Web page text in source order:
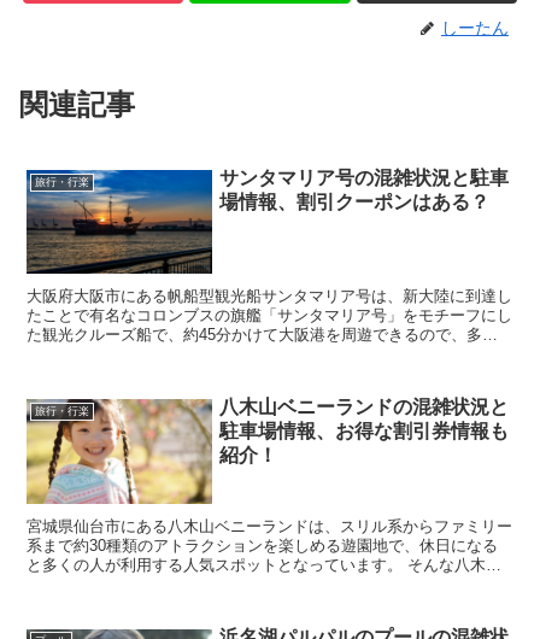
しーたん
関連記事
旅行・行楽
サンタマリア号の混雑状況と駐車
場情報、割引クーポンはある？
大阪府大阪市にある帆船型観光船サンタマリア号は、新大陸に到達し
たことで有名なコロンブスの旗艦「サンタマリア号」をモチーフにし
た観光クルーズ船で、約45分かけて大阪港を周遊できるので、多く
旅行・行楽
八木山ベニーランドの混雑状況と
駐車場情報、お得な割引券情報も
紹介！
宮城県仙台市にある八木山ベニーランドは、スリル系からファミリー
系まで約30種類のアトラクションを楽しめる遊園地で、休日になる
と多くの人が利用する人気スポットとなっています。 そんな八木山